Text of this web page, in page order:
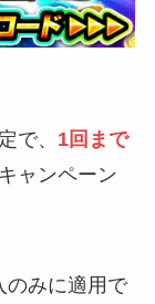
で、 1回まで
ャンペーン
のみに適用で